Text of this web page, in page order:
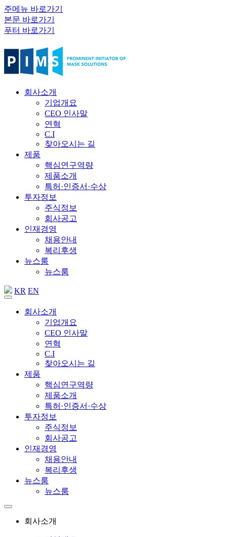
주메뉴 바로가기
본문 바로가기
푸터 바로가기
회사소개
기업개요
CEO 인사말
연혁
C.I
찾아오시는 길
제품
핵심연구역량
제품소개
특허·인증서·수상
투자정보
주식정보
회사공고
인재경영
채용안내
복리후생
뉴스룸
뉴스룸
KR EN
회사소개
기업개요
CEO 인사말
연혁
C.I
찾아오시는 길
제품
핵심연구역량
제품소개
특허·인증서·수상
투자정보
주식정보
회사공고
인재경영
채용안내
복리후생
뉴스룸
뉴스룸
회사소개